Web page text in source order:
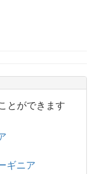
とができます
ギニア